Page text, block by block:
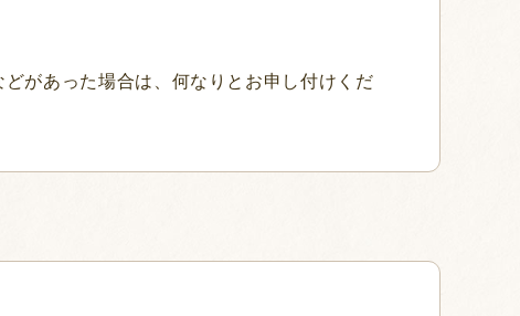
があった場合は、何なりとお申し付けくだ